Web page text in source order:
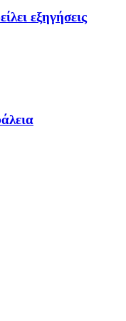
εξηγήσεις